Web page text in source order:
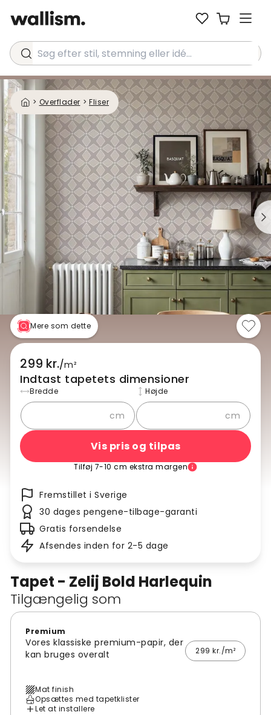
Søg efter stil, stemning eller idé...
> Overflader > Fliser
Tapet - Zelij Bold Harlequin
Tilgængelig som
Premium
Vores klassiske premium-papir, der
kan bruges overalt
299 kr./m²
Mat finish
Opsættes med tapetklister
Let at installere
Mere som dette
299 kr./m²
Indtast tapetets dimensioner
Bredde
cm
Højde
cm
Vis pris og tilpas
Tilføj 7-10 cm ekstra margen
Fremstillet i Sverige
30 dages pengene-tilbage-garanti
Gratis forsendelse
Afsendes inden for 2-5 dage